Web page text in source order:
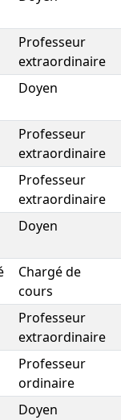
Professeur
extraordinaire
Doyen
Professeur
extraordinaire
Professeur
extraordinaire
Doyen
Chargé de
cours
Professeur
extraordinaire
Professeur
ordinaire
Doyen